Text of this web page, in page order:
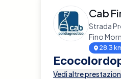
Cab
Strada
Fino
28.3
Vedi altre